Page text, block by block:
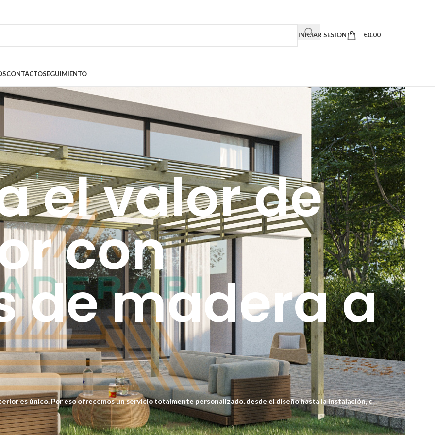
INICIAR SESION €0.00
CONTACTOSEGUIMIENTO
el valor de
con
de madera a
es único. Por eso ofrecemos un servicio totalmente personalizado, desde el diseño hasta la instalación, con
necesitas, adaptada a tu terraza, jardín o negocio.